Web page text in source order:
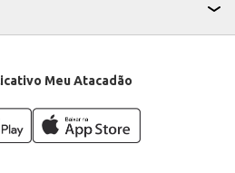
Meu Atacadão